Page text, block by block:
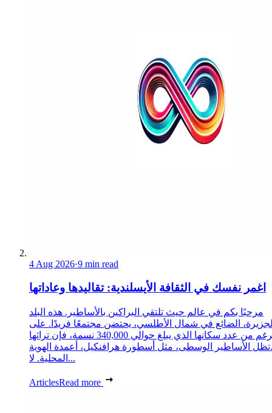
4 Aug 2026·9 min read
اغمر نفسك في الثقافة الأيسلندية: تقاليدها وعاداتها
مرحبًا بكم في عالم حيث تلتقي البراكين بالأساطير. هذه البلد
الضائع في شمال الأطلسي، يحتضن مجتمعًا فريدًا. على
الرغم من عدد سكانها الذي يبلغ حوالي 340,000 نسمة، فإن تراثها
الأساطير الوسطى، مثل أسطورة هرافنكيل، أعمدة الهوية
المحلية. لا...
ArticlesRead more